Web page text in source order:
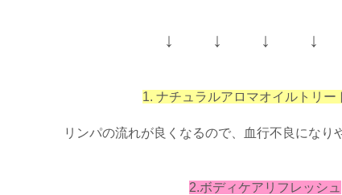
↓ ↓ ↓ ↓
1. ナチュラルアロマオイルトリー
リンパの流れが良くなるので、血行不良になり
2.ボディケアリフレッシュ